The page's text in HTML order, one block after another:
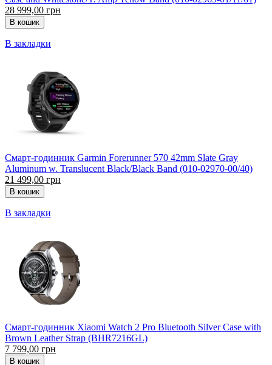
28 999,00 грн
В закладки
Смарт-годинник Garmin Forerunner 570 42mm Slate Gray
Aluminum w. Translucent Black/Black Band (010-02970-00/40)
21 499,00 грн
В закладки
Смарт-годинник Xiaomi Watch 2 Pro Bluetooth Silver Case with
Brown Leather Strap (BHR7216GL)
7 799,00 грн